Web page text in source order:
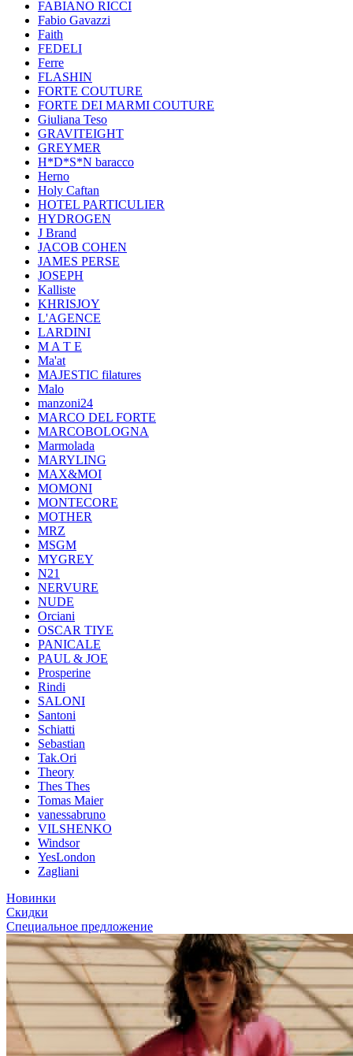
FABIANO RICCI
Fabio Gavazzi
Faith
FEDELI
Ferre
FLASHIN
FORTE COUTURE
FORTE DEI MARMI COUTURE
Giuliana Teso
GRAVITEIGHT
GREYMER
H*D*S*N baracco
Herno
Holy Caftan
HOTEL PARTICULIER
HYDROGEN
J Brand
JACOB COHEN
JAMES PERSE
JOSEPH
Kalliste
KHRISJOY
L'AGENCE
LARDINI
M A T E
Ma'at
MAJESTIC filatures
Malo
manzoni24
MARCO DEL FORTE
MARCOBOLOGNA
Marmolada
MARYLING
MAX&MOI
MOMONI
MONTECORE
MOTHER
MRZ
MSGM
MYGREY
N21
NERVURE
NUDE
Orciani
OSCAR TIYE
PANICALE
PAUL & JOE
Prosperine
Rindi
SALONI
Santoni
Schiatti
Sebastian
Tak.Ori
Theory
Thes Thes
Tomas Maier
vanessabruno
VILSHENKO
Windsor
YesLondon
Zagliani
Новинки
Скидки
Специальное предложение